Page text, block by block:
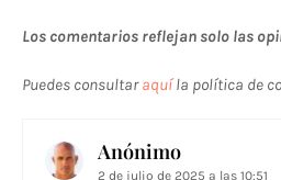
Los comentarios reflejan solo las
Puedes consultaraquíla política de
Anónimo
2 de julio de 2025 a las 10:51